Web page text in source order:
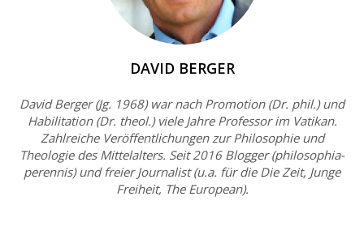
DAVID BERGER
David Berger (Jg. 1968) war nach Promotion (Dr. phil.) und
Habilitation (Dr. theol.) viele Jahre Professor im Vatikan.
Zahlreiche Veröffentlichungen zur Philosophie und
Theologie des Mittelalters. Seit 2016 Blogger (philosophia-
perennis) und freier Journalist (u.a. für die Die Zeit, Junge
Freiheit, The European).